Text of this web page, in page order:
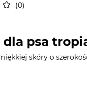
0
dla psa
skóry o